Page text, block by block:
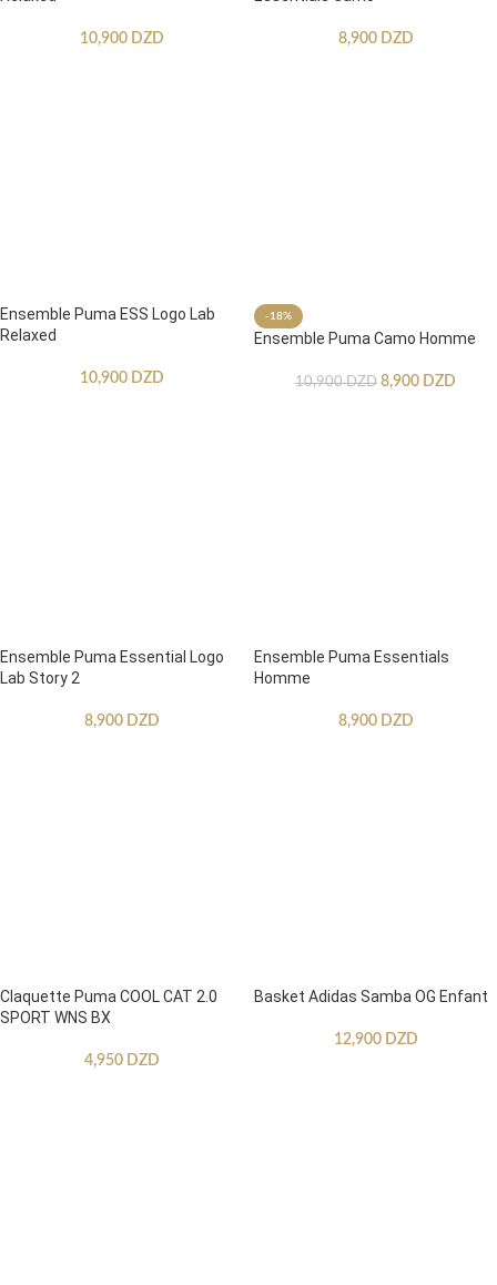
10,900 DZD 8,900 DZD
Ensemble Puma ESS Logo Lab
Relaxed
10,900 DZD
-18%
Ensemble Puma Camo Homme
10,900DZD 8,900 DZD
Ensemble Puma Essential Logo
Lab Story 2
8,900 DZD
Ensemble Puma Essentials
Homme
8,900 DZD
Claquette Puma COOL CAT 2.0
SPORT WNS BX
4,950 DZD
Basket Adidas Samba OG Enfant
12,900 DZD